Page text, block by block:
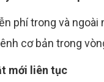
phí trong và
cơ bản trong
mới liên tục